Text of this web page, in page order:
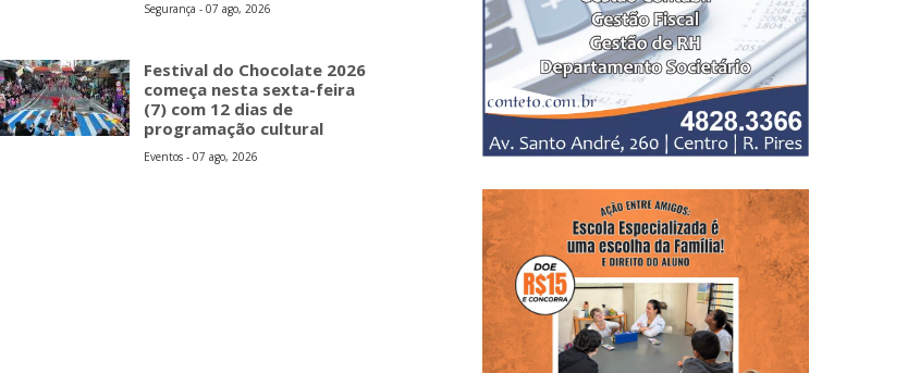
Segurança - 07 ago, 2026
Festival do Chocolate 2026
começa nesta sexta-feira
(7) com 12 dias de
programação cultural
Eventos - 07 ago, 2026